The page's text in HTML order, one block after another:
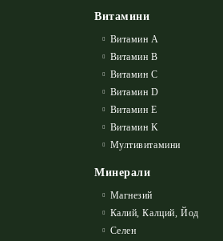
Витамини
Витамин А
Витамин B
Витамин C
Витамин D
Витамин E
Витамин K
Мултивитамини
Минерали
Магнезий
Калий, Калций, Йод
Селен